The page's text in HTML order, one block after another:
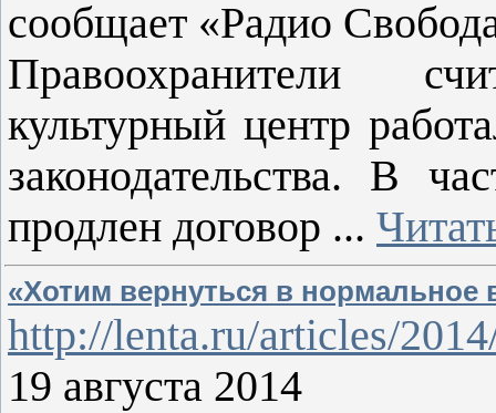
сообщает «Радио
Правоохранители
культурный центр
законодательства. В
продлен договор ...
«Хотим вернуться в
http://lenta.ru/articles/
19 августа 2014